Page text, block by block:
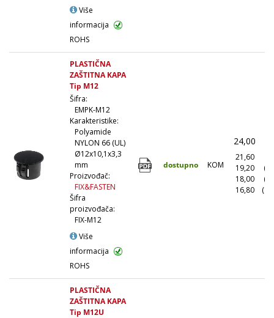
Više
informacija
ROHS
PLASTIČNA
ZAŠTITNA KAPA
Tip M12
Šifra:
EMPK-M12
Karakteristike:
Polyamide
NYLON 66 (UL)
Ø12x10,1x3,3
mm
Proizvođač:
FIX&FASTEN
Šifra
proizvođača:
FIX-M12
Više
informacija
ROHS
dostupno KOM
24,00
21,60
19,20
18,00
16,80
PLASTIČNA
ZAŠTITNA KAPA
Tip M12U